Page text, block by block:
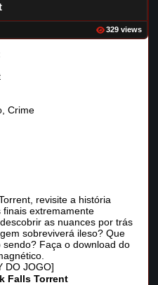
329 views
Crime
revisite a história
extremamente
as nuances por trás
sobreviverá ileso? Que
Faça o download do
DO JOGO]
Falls Torrent